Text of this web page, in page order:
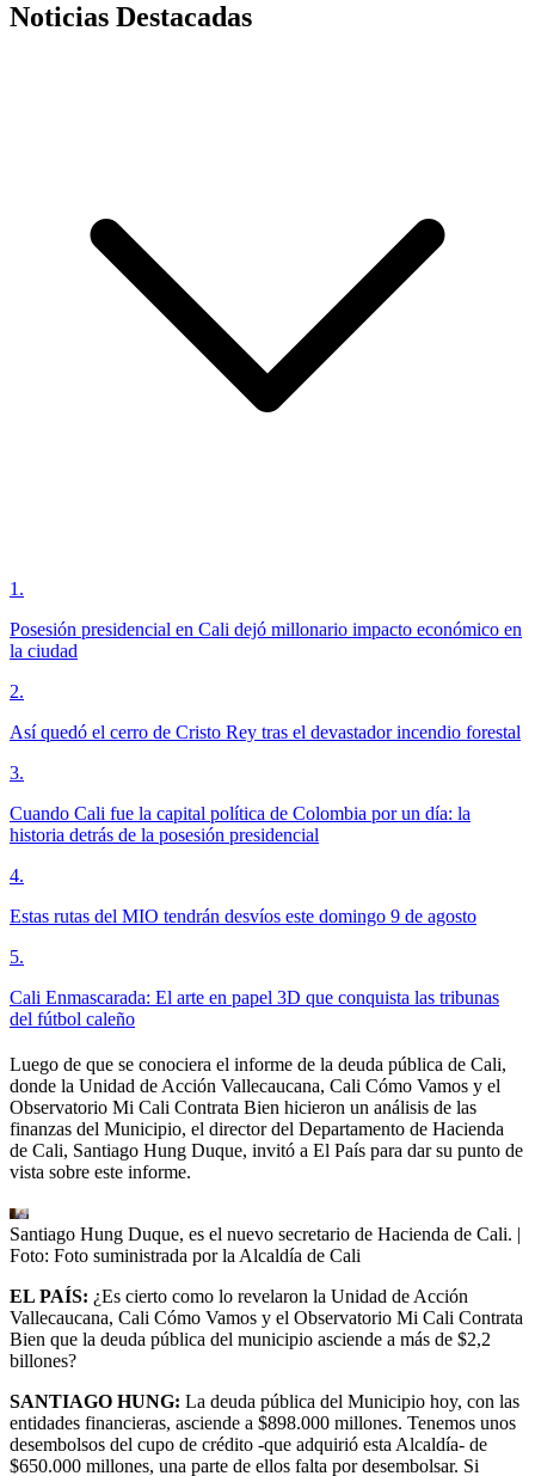
Noticias Destacadas
1 .
Posesión presidencial en Cali dejó millonario impacto económico en
la ciudad
2.
Así quedó el cerro de Cristo Rey tras el devastador incendio forestal
3.
Cuando Cali fue la capital política de Colombia por un día: la
historia detrás de la posesión presidencial
4.
Estas rutas del MIO tendrán desvíos este domingo 9 de agosto
5.
Cali Enmascarada: El arte en papel 3D que conquista las tribunas
del fútbol caleño
Luego de que se conociera el informe de la deuda pública de Cali,
donde la Unidad de Acción Vallecaucana, Cali Cómo Vamos y el
Observatorio Mi Cali Contrata Bien hicieron un análisis de las
finanzas del Municipio, el director del Departamento de Hacienda
de Cali, Santiago Hung Duque, invitó a El País para dar su punto de
vista sobre este informe.
Santiago Hung Duque, es el nuevo secretario de Hacienda de Cali. |
Foto: Foto suministrada por la Alcaldía de Cali
EL PAÍS: ¿Es cierto como lo revelaron la Unidad de Acción
Vallecaucana, Cali Cómo Vamos y el Observatorio Mi Cali Contrata
Bien que la deuda pública del municipio asciende a más de $2,2
billones?
SANTIAGO HUNG: La deuda pública del Municipio hoy, con las
entidades financieras, asciende a $898.000 millones. Tenemos unos
desembolsos del cupo de crédito -que adquirió esta Alcaldía- de
$650.000 millones, una parte de ellos falta por desembolsar. Si